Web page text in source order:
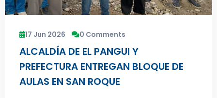
17 Jun 2026 0 Comments
ALCALDÍA DE EL PANGUI Y
PREFECTURA ENTREGAN BLOQUE DE
AULAS EN SAN ROQUE